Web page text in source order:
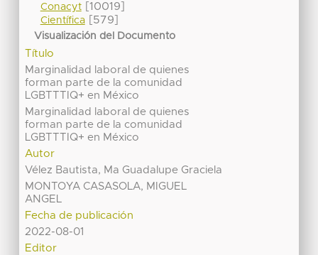
Conacyt[10019]
Científica[579]
Visualización del Documento
Título
Marginalidad laboral de quienes
forman parte de la comunidad
LGBTTTIQ+ en México
Marginalidad laboral de quienes
forman parte de la comunidad
LGBTTTIQ+ en México
Autor
Vélez Bautista, Ma Guadalupe Graciela
MONTOYA CASASOLA, MIGUEL
ANGEL
Fecha de publicación
2022-08-01
Editor